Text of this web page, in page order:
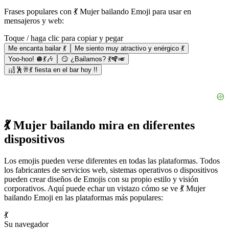
Frases populares con 💃 Mujer bailando Emoji para usar en
mensajeros y web:
Toque / haga clic para copiar y pegar
Me encanta bailar 💃
Me siento muy atractivo y enérgico 💃
Yoo-hoo! 🪩💃🎶
😏 ¿Bailamos? 💃🪇🎺
¡¡🍾🕺🥂💃 fiesta en el bar hoy !!
💃 Mujer bailando mira en diferentes
dispositivos
Los emojis pueden verse diferentes en todas las plataformas. Todos
los fabricantes de servicios web, sistemas operativos o dispositivos
pueden crear diseños de Emojis con su propio estilo y visión
corporativos. Aquí puede echar un vistazo cómo se ve 💃 Mujer
bailando Emoji en las plataformas más populares:
💃
Su navegador